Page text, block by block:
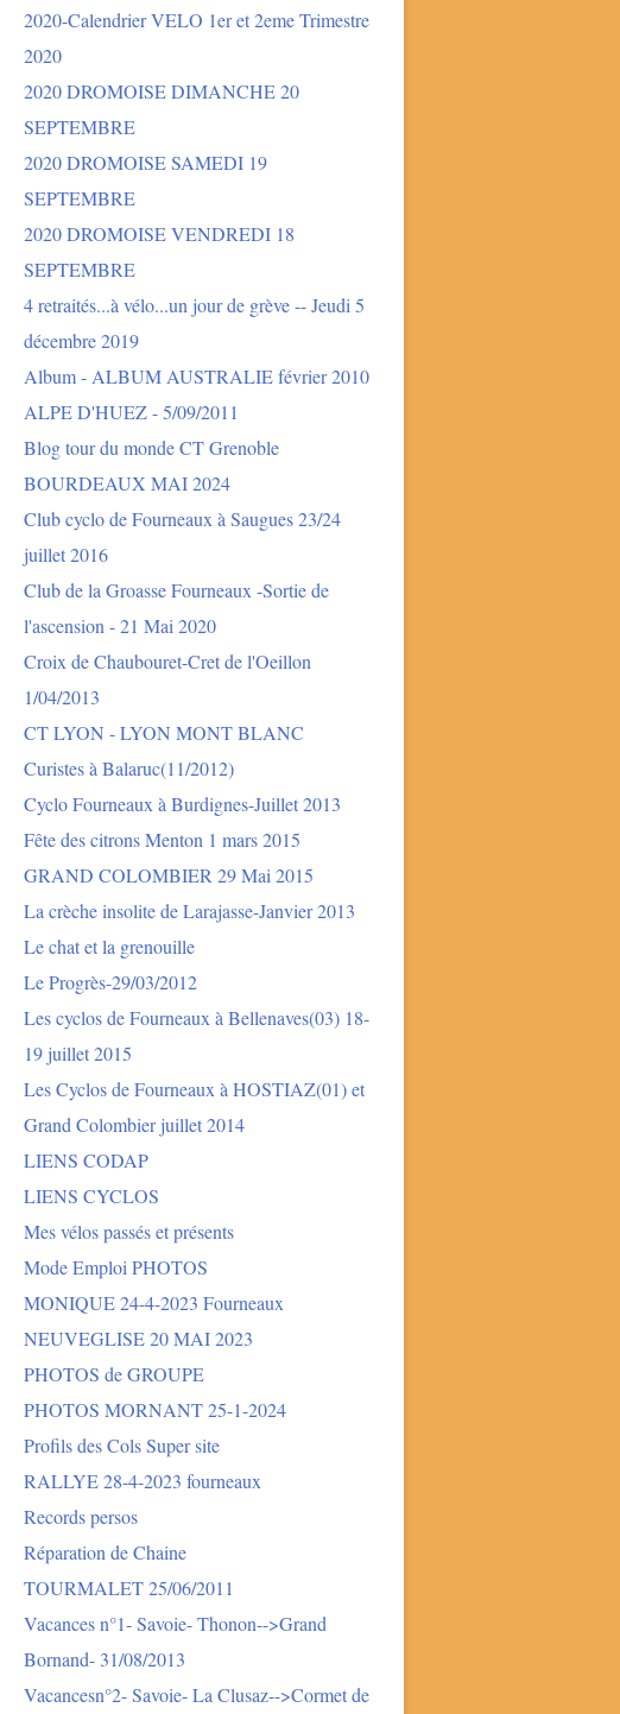
2020-Calendrier VELO 1er et 2eme Trimestre
2020
2020 DROMOISE DIMANCHE 20
SEPTEMBRE
2020 DROMOISE SAMEDI 19
SEPTEMBRE
2020 DROMOISE VENDREDI 18
SEPTEMBRE
4 retraités...à vélo...un jour de grève -- Jeudi 5
décembre 2019
Album - ALBUM AUSTRALIE février 2010
ALPE D'HUEZ - 5/09/2011
Blog tour du monde CT Grenoble
BOURDEAUX MAI 2024
Club cyclo de Fourneaux à Saugues 23/24
juillet 2016
Club de la Groasse Fourneaux -Sortie de
l'ascension - 21 Mai 2020
Croix de Chaubouret-Cret de l'Oeillon
1/04/2013
CT LYON - LYON MONT BLANC
Curistes à Balaruc(11/2012)
Cyclo Fourneaux à Burdignes-Juillet 2013
Fête des citrons Menton 1 mars 2015
GRAND COLOMBIER 29 Mai 2015
La crèche insolite de Larajasse-Janvier 2013
Le chat et la grenouille
Le Progrès-29/03/2012
Les cyclos de Fourneaux à Bellenaves(03) 18-
19 juillet 2015
Les Cyclos de Fourneaux à HOSTIAZ(01) et
Grand Colombier juillet 2014
LIENS CODAP
LIENS CYCLOS
Mes vélos passés et présents
Mode Emploi PHOTOS
MONIQUE 24-4-2023 Fourneaux
NEUVEGLISE 20 MAI 2023
PHOTOS de GROUPE
PHOTOS MORNANT 25-1-2024
Profils des Cols Super site
RALLYE 28-4-2023 fourneaux
Records persos
Réparation de Chaine
TOURMALET 25/06/2011
Vacances n°1- Savoie- Thonon-->Grand
Bornand- 31/08/2013
Vacancesn°2- Savoie- La Clusaz-->Cormet de